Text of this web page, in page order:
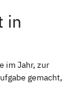
in
im Jahr, zur
gemacht,